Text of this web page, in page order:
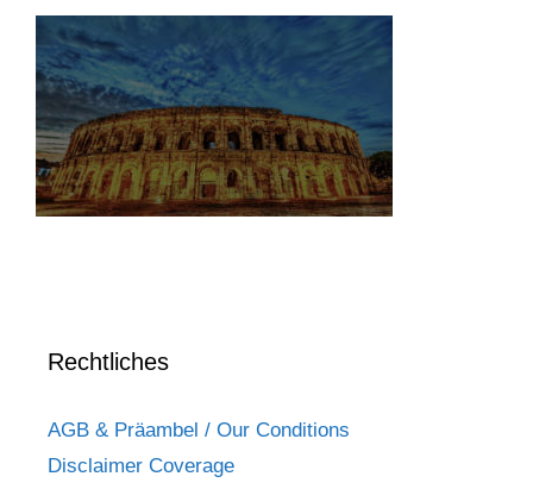
Rechtliches
AGB & Präambel / Our Conditions
Disclaimer Coverage